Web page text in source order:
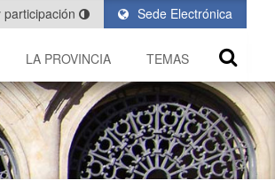
Sede Electrónica
LA PROVINCIA TEMAS